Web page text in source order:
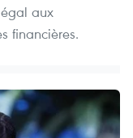
aux
financières.